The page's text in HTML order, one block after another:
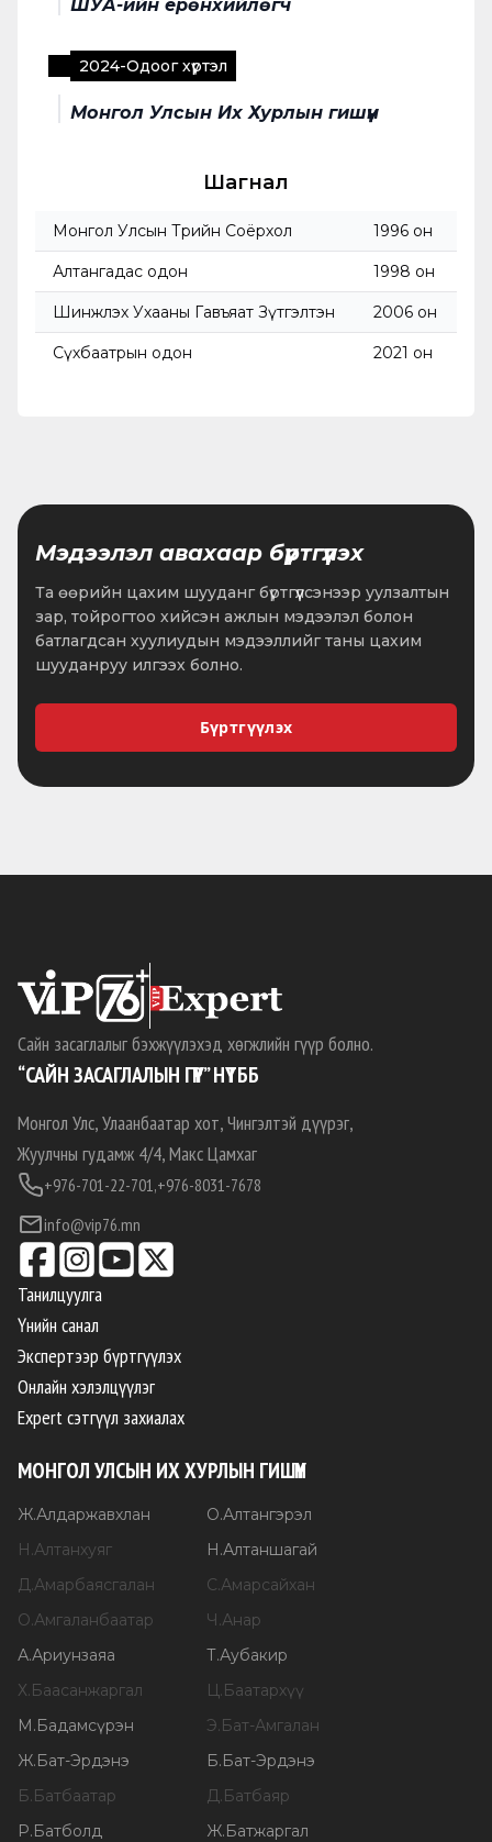
ШУА-ийн ерөнхийлөгч
2024-Одоог хүртэл
Монгол Улсын Их Хурлын гишүүн
Шагнал
Монгол Улсын Төрийн Соёрхол 1996 он
Алтангадас одон 1998 он
Шинжлэх Ухааны Гавъяат Зүтгэлтэн 2006 он
Сүхбаатрын одон 2021 он
Мэдээлэл авахаар бүртгүүлэх
Та өөрийн цахим шууданг бүртгүүлсэнээр уулзалтын
зар, тойрогтоо хийсэн ажлын мэдээлэл болон
батлагдсан хуулиудын мэдээллийг таны цахим
шууданруу илгээх болно.
Бүртгүүлэх
Сайн засаглалыг бэхжүүлэхэд хөгжлийн гүүр болно.
“САЙН ЗАСАГЛАЛЫН ГҮҮР” НҮТББ
Монгол Улс, Улаанбаатар хот, Чингэлтэй дүүрэг,
Жуулчны гудамж 4/4, Макс Цамхаг
+976-701-22-701,+976-8031-7678
info@vip76.mn
Танилцуулга
Үнийн санал
Экспертээр бүртгүүлэх
Онлайн хэлэлцүүлэг
Expert сэтгүүл захиалах
МОНГОЛ УЛСЫН ИХ ХУРЛЫН ГИШҮҮН
Ж.Алдаржавхлан О.Алтангэрэл
Н.Алтанхуяг Н.Алтаншагай
Д.Амарбаясгалан С.Амарсайхан
О.Амгаланбаатар Ч.Анар
А.Ариунзаяа Т.Аубакир
Х.Баасанжаргал Ц.Баатархүү
М.Бадамсүрэн Э.Бат-Амгалан
Ж.Бат-Эрдэнэ Б.Бат-Эрдэнэ
Б.Батбаатар Д.Батбаяр
Р.Батболд Ж.Батжаргал